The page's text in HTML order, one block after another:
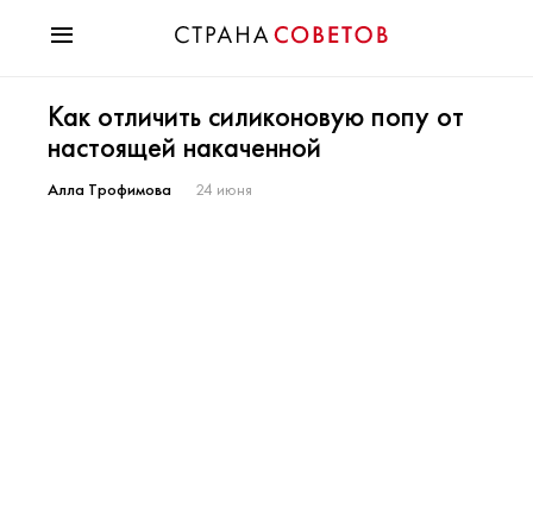
Мода
Звезды
Гороскопы
Как отличить силиконовую попу от
настоящей накаченной
Алла Трофимова 24 июня